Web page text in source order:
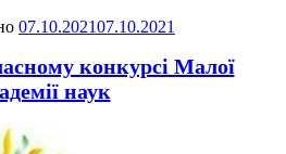
07.10.202107.10.2021
конкурсі Малої
наук